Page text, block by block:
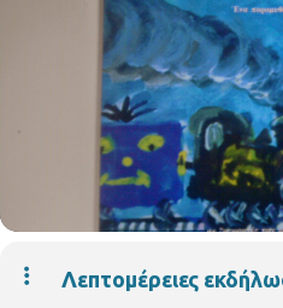
Λεπτομέρειες